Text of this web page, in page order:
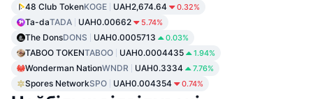
48 Club TokenKOGE UAH2,674.64 0.32%
Ta-daTADA UAH0.00662 5.74%
The DonsDONS UAH0.0005713 0.03%
TABOO TOKENTABOO UAH0.0004435 1.94%
Wonderman NationWNDR UAH0.3334 7.76%
Spores NetworkSPO UAH0.004354 0.74%